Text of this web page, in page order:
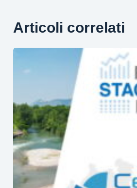
Articoli correlati